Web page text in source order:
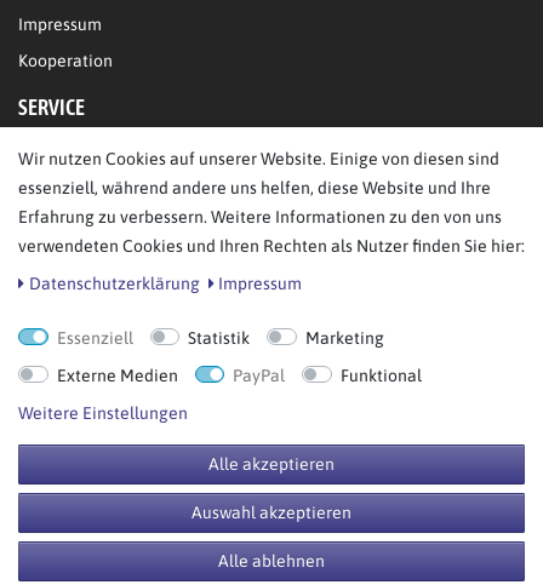
Impressum
Kooperation
SERVICE
FAQ/Hilfe
Datenschutz
AGB
Bestellung widerrufen
© Copyright 2026 BB Sport GmbH & Co KG. Alle Rechte vorbehalten.
**UVP = Unverbindliche Preisempfehlung des Herstellers
Wir nutzen Cookies auf unserer Website. Einige von diesen sind
essenziell, während andere uns helfen, diese Website und Ihre
Erfahrung zu verbessern. Weitere Informationen zu den von uns
verwendeten Cookies und Ihren Rechten als Nutzer finden Sie hier:
Daten­schutz­erklärung
Impressum
Essenziell Statistik
Marketing
Externe Medien
PayPal
Funktional
Weitere Einstellungen
Alle akzeptieren
Auswahl akzeptieren
Alle ablehnen